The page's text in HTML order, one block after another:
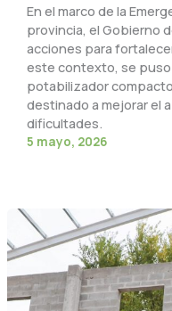
En el marco de la
provincia, el Gobierno
acciones para
este contexto, se
potabilizador
destinado a mejorar el
dificultades.
5 mayo, 2026